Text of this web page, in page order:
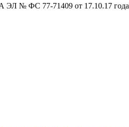
№ ФС 77-71409 от 17.10.17 года